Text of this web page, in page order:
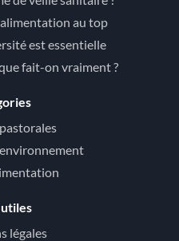
au top
est essentielle
fait-on vraiment ?
légales